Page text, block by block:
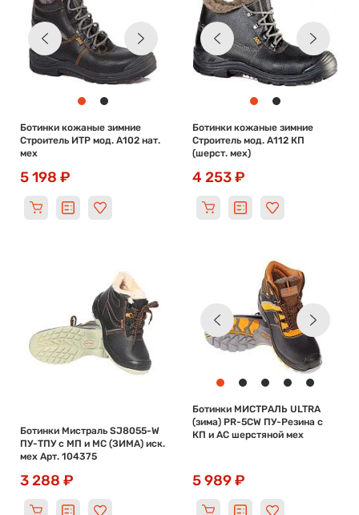
Ботинки кожаные зимние
Строитель ИТР мод. А102 нат.
мех
5 198 ₽
Ботинки кожаные зимние
Строитель мод. А112 КП
(шерст. мех)
4 253 ₽
Ботинки Мистраль SJ8055-W
ПУ-ТПУ с МП и МС (ЗИМА) иск.
мех Арт. 104375
3 288 ₽
Ботинки МИСТРАЛЬ ULTRA
(зима) PR-5CW ПУ-Резина с
КП и АС шерстяной мех
5 989 ₽